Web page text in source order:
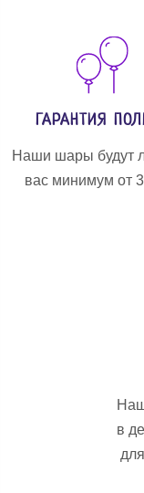
ГАРАНТИЯ
Наши шары будут
вас минимум от
в